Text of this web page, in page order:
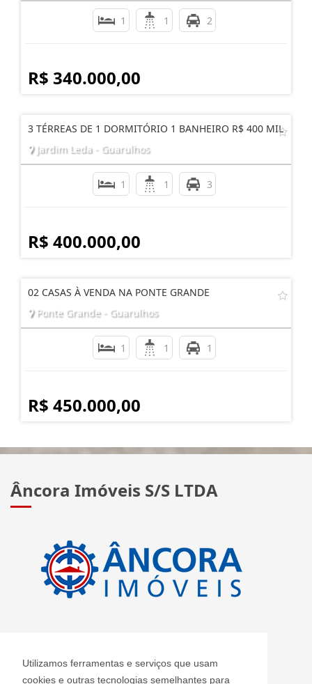
Utilizamos ferramentas e serviços que usam
cookies e outras tecnologias semelhantes para
1 1 2
R$ 340.000,00
3 TÉRREAS DE 1 DORMITÓRIO 1 BANHEIRO R$ 400 MIL
Jardim Leda - Guarulhos
1 1 3
R$ 400.000,00
02 CASAS À VENDA NA PONTE GRANDE
Ponte Grande - Guarulhos
1 1 1
R$ 450.000,00
Âncora Imóveis S/S LTDA
Informações de Contato